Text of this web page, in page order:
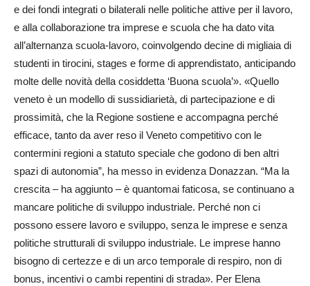
e dei fondi integrati o bilaterali nelle politiche attive per il lavoro,
e alla collaborazione tra imprese e scuola che ha dato vita
all’alternanza scuola-lavoro, coinvolgendo decine di migliaia di
studenti in tirocini, stages e forme di apprendistato, anticipando
molte delle novità della cosiddetta ‘Buona scuola’». «Quello
veneto è un modello di sussidiarietà, di partecipazione e di
prossimità, che la Regione sostiene e accompagna perché
efficace, tanto da aver reso il Veneto competitivo con le
contermini regioni a statuto speciale che godono di ben altri
spazi di autonomia”, ha messo in evidenza Donazzan. “Ma la
crescita – ha aggiunto – è quantomai faticosa, se continuano a
mancare politiche di sviluppo industriale. Perché non ci
possono essere lavoro e sviluppo, senza le imprese e senza
politiche strutturali di sviluppo industriale. Le imprese hanno
bisogno di certezze e di un arco temporale di respiro, non di
bonus, incentivi o cambi repentini di strada». Per Elena